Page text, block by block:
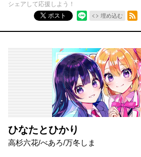
シェアして応援しよう！
ポスト
埋め込む
RSSフィード
ひなたとひかり
高杉六花/べあろ/万冬しま